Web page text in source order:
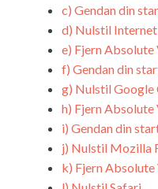
c) Gendan din
d) Nulstil
e) Fjern Absolute
f) Gendan din
g) Nulstil Google
h) Fjern
i) Gendan din
j) Nulstil Mozilla
k) Fjern